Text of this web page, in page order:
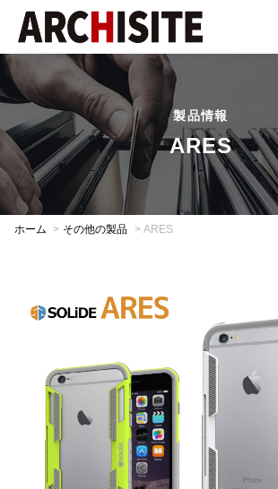
製品情報
ARES
ホーム > その他の製品 > ARES